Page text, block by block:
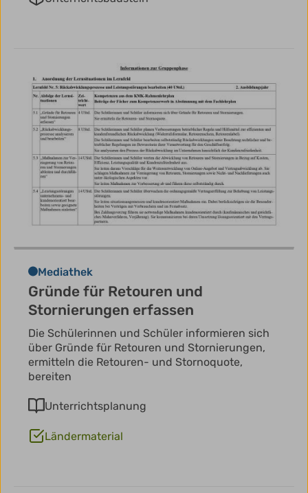
Mediathek
Gründe für Retouren und
Stornierungen erfassen
Die Schülerinnen und Schüler informieren sich
über Gründe für Retouren und Stornierungen,
ermitteln die Retouren- und Stornoquote,
bereiten
Unterrichtsplanung
Ländermaterial